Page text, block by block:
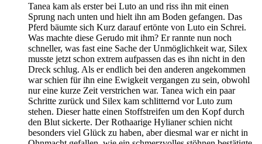
Tanea kam als erster bei Luto an und riss ihn mit einen
Sprung nach unten und hielt ihn am Boden gefangen. Das
Pferd bäumte sich Kurz darauf ertönte von Luto ein Schrei.
Was machte diese Gerudo mit ihm? Er rannte nun noch
schneller, was fast eine Sache der Unmöglichkeit war, Silex
musste jetzt schon extrem aufpassen das es ihn nicht in den
Dreck schlug. Als er endlich bei den anderen angekommen
war schien für ihn eine Ewigkeit vergangen zu sein, obwohl
nur eine kurze Zeit verstrichen war. Tanea wich ein paar
Schritte zurück und Silex kam schlitternd vor Luto zum
stehen. Dieser hatte einen Stoffstreifen um den Kopf durch
den Blut sickerte. Der Rothaarige Hylianer schien nicht
besonders viel Glück zu haben, aber diesmal war er nicht in